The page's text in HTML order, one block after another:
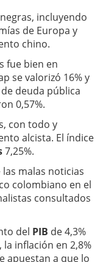
incluyendo
de Europa y
chino.
fue bien en
se valorizó 16% y
deuda pública
0,57%.
con todo y
alcista. El índice
7,25%.
las malas noticias
colombiano en el
consultados
del PIB de 4,3%
inflación en 2,8%
apuestan a que lo